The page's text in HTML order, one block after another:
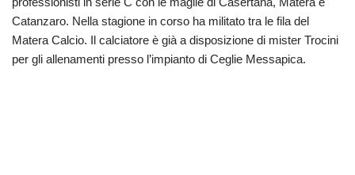
Catanzaro. Nella stagione in corso ha militato tra le fila del
Matera Calcio. Il calciatore è già a disposizione di mister Trocini
per gli allenamenti presso l’impianto di Ceglie Messapica.